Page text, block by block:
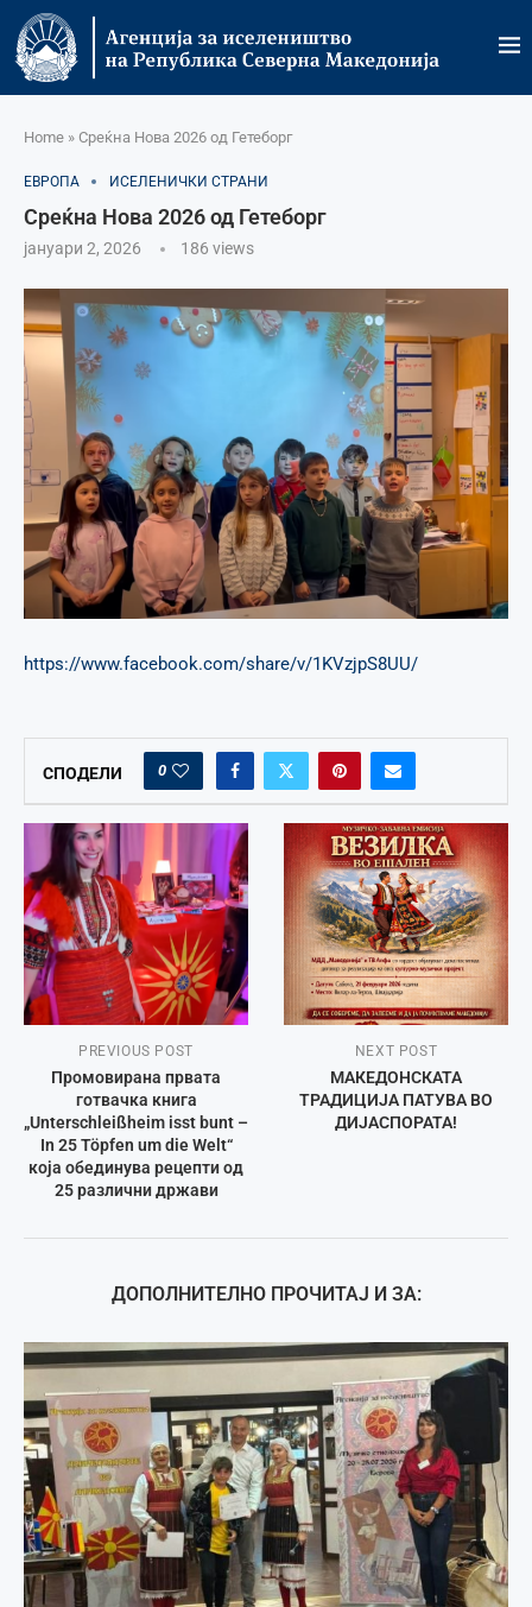
Home » Среќна Нова 2026 од Гетеборг
ЕВРОПА ИСЕЛЕНИЧКИ СТРАНИ
Среќна Нова 2026 од Гетеборг
јануари 2, 2026 186 views
https://www.facebook.com/share/v/1KVzjpS8UU/
СПОДЕЛИ 0
PREVIOUS POST
Промовирана првата
готвачка книга
„Unterschleißheim isst bunt –
In 25 Töpfen um die Welt“
која обединува рецепти од
25 различни држави
NEXT POST
МАКЕДОНСКАТА
ТРАДИЦИЈА ПАТУВА ВО
ДИЈАСПОРАТА!
ДОПОЛНИТЕЛНО ПРОЧИТАЈ И ЗА: